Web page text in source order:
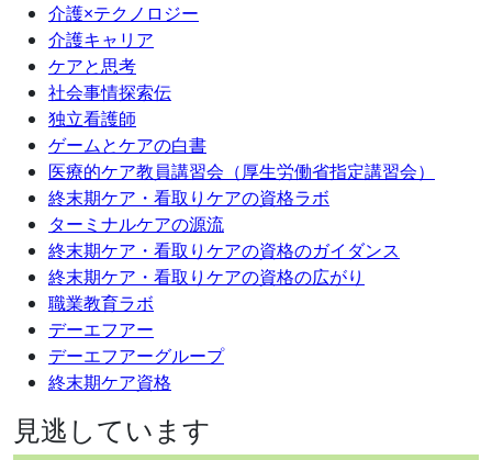
介護×テクノロジー
介護キャリア
ケアと思考
社会事情探索伝
独立看護師
ゲームとケアの白書
医療的ケア教員講習会（厚生労働省指定講習会）
終末期ケア・看取りケアの資格ラボ
ターミナルケアの源流
終末期ケア・看取りケアの資格のガイダンス
終末期ケア・看取りケアの資格の広がり
職業教育ラボ
デーエフアー
デーエフアーグループ
終末期ケア資格
見逃しています